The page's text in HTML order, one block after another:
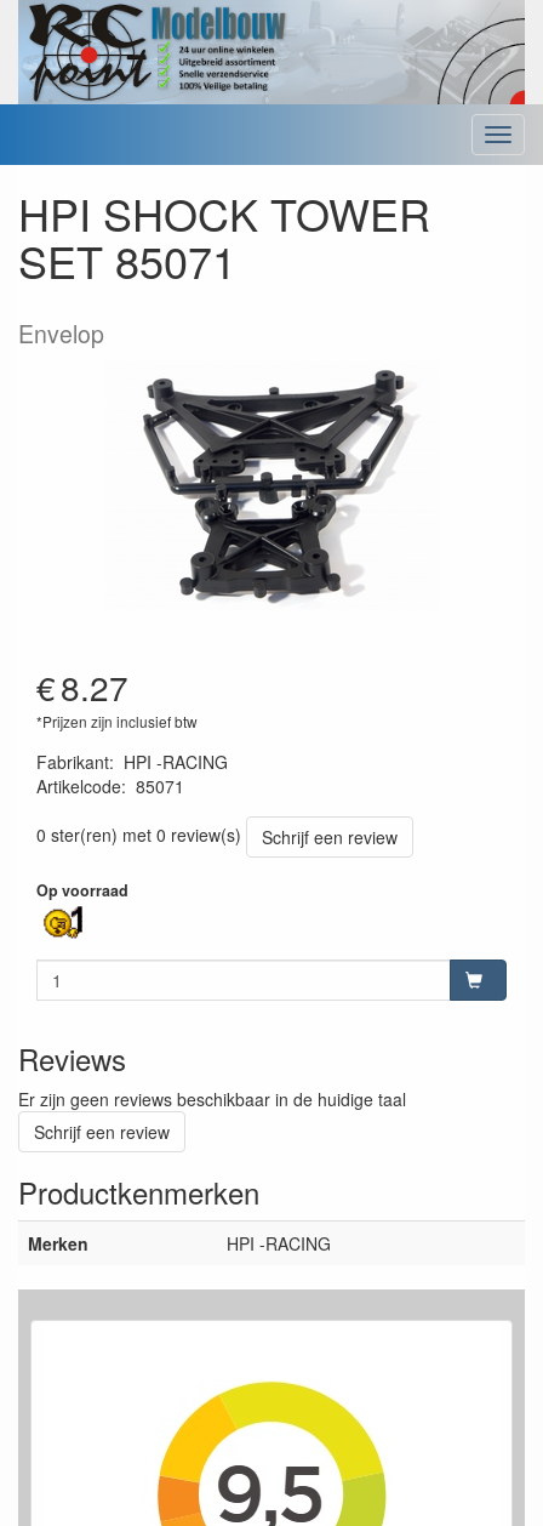
Menu
HPI SHOCK TOWER
SET 85071
Envelop
€8.27
*Prijzen zijn inclusief btw
Fabrikant: HPI -RACING
Artikelcode: 85071
0 ster(ren) met 0 review(s)
Schrijf een review
Op voorraad
Reviews
Er zijn geen reviews beschikbaar in de huidige taal
Schrijf een review
Productkenmerken
Merken HPI -RACING